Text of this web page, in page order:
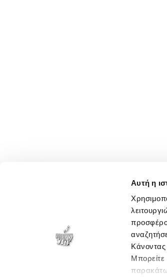
Αυτή η
Κάνοντας
Μπορείτε
παρακάτω